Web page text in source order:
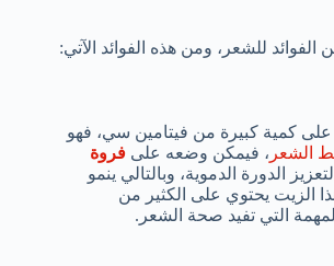
الفوائد للشعر، ومن هذه الفوائد الآتي:
على كمية كبيرة من فيتامين سي، فهو
الشعر ، فيمكن وضعه على فروة
الدورة الدموية، وبالتالي ينمو
الزيت يحتوي على الكثير من
التي تفيد صحة الشعر.